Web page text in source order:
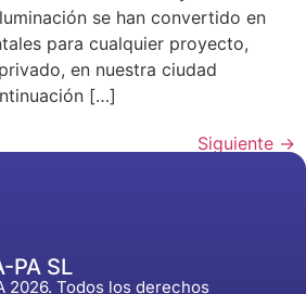
se han convertido en
para cualquier proyecto,
en nuestra ciudad
[…]
Siguiente →
PA SL
2026. Todos los derechos